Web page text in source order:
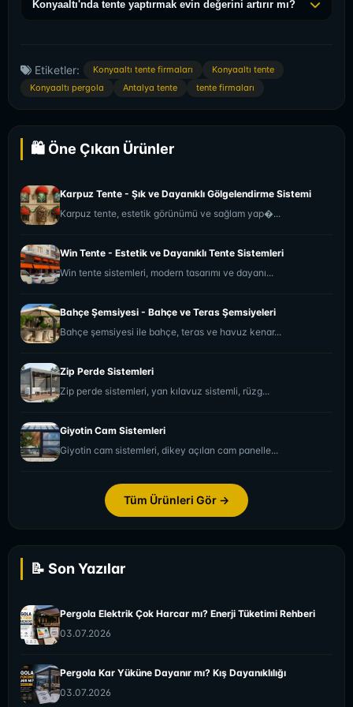
TL arasında değişmektedir. PVC veya akrilik malzeme
Konyaaltı'nda tente yaptırmak evin değerini artırır mı?
görünüm ve kullanışlılık ile yatırımınızı geri kazanırsınız.
Etiketler: Konyaaltı tente firmaları
Konyaaltı tente
Konyaaltı pergola
Antalya tente tente firmaları
🛍️ Öne Çıkan Ürünler
Karpuz Tente - Şık ve Dayanıklı Gölgelendirme Sistemi
Karpuz tente, estetik görünümü ve sağlam yap�...
Win Tente - Estetik ve Dayanıklı Tente Sistemleri
Win tente sistemleri, modern tasarımı ve dayanı...
Bahçe Şemsiyesi - Bahçe ve Teras Şemsiyeleri
Bahçe şemsiyesi ile bahçe, teras ve havuz kenar...
Zip Perde Sistemleri
Zip perde sistemleri, yan kılavuz sistemli, rüzg...
Giyotin Cam Sistemleri
Giyotin cam sistemleri, dikey açılan cam panelle...
Tüm Ürünleri Gör →
📝 Son Yazılar
Pergola Elektrik Çok Harcar mı? Enerji Tüketimi Rehberi
03.07.2026
Pergola Kar Yüküne Dayanır mı? Kış Dayanıklılığı
03.07.2026